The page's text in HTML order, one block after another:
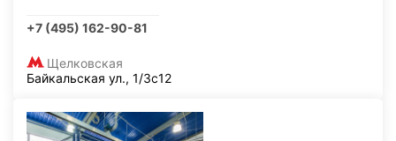
+7 (495) 162-90-81
Щелковская
Байкальская ул., 1/3с12